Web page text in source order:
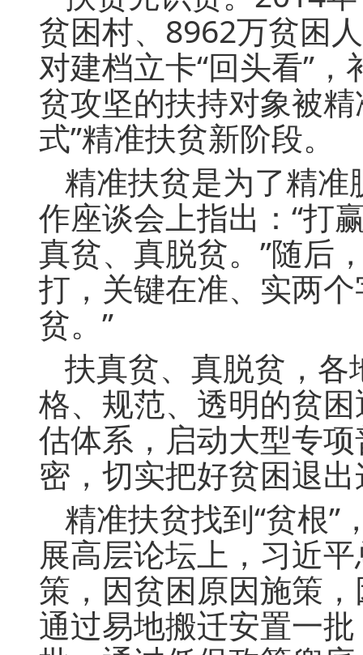
贫困村、8962万贫困
对建档立卡“回头看”
贫攻坚的扶持对象被
式”精准扶贫新阶段。
精准扶贫是为了精
作座谈会上指出：“打
真贫、真脱贫。”随后
打，关键在准、实两
贫。”
扶真贫、真脱贫，
格、规范、透明的贫
估体系，启动大型专
密，切实把好贫困退出
精准扶贫找到“贫根”
展高层论坛上，习近
策，因贫困原因施策
通过易地搬迁安置一